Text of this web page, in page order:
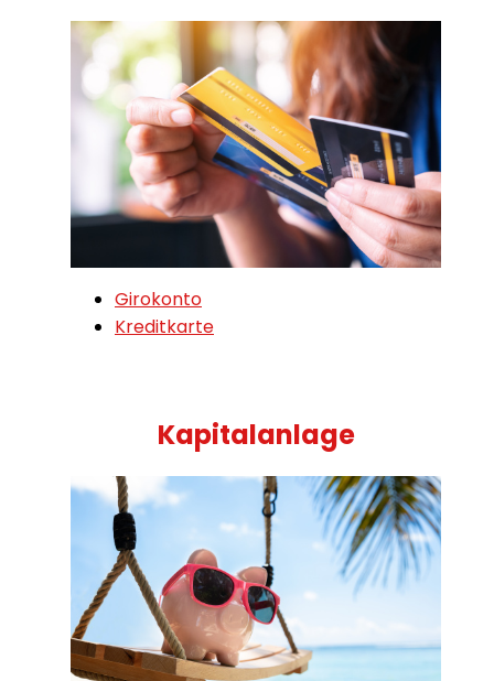
Girokonto
Kreditkarte
Kapitalanlage